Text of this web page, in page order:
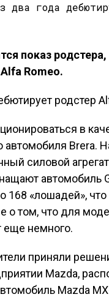
показ
Romeo.
в
автомобиля Brera.
силовой
автомобиль
168 «лошадей»,
том, что для
еще немного.
приняли
Mazda,
Mazda